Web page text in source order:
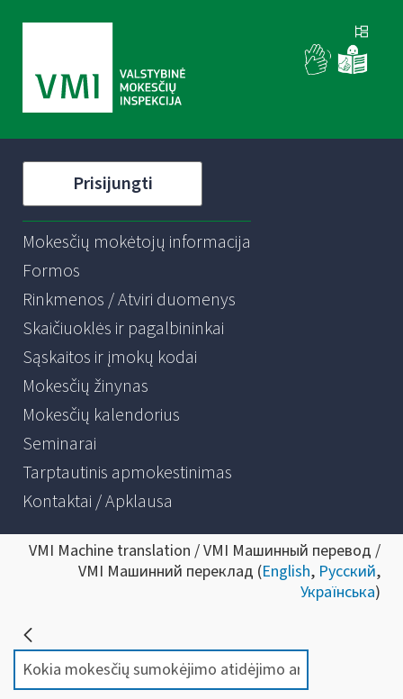
Prisijungti
Mokesčių mokėtojų informacija
Formos
Rinkmenos / Atviri duomenys
Skaičiuoklės ir pagalbininkai
Sąskaitos ir įmokų kodai
Mokesčių žinynas
Mokesčių kalendorius
Seminarai
Tarptautinis apmokestinimas
Kontaktai / Apklausa
VMI Machine translation / VMI Машинный перевод /
VMI Машинний переклад (English, Русский,
Українська)